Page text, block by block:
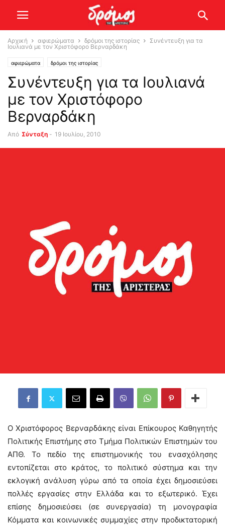
Αρχική αφιερώματα δρόμοι της ιστορίας
Συνέντευξη για τα
Ιουλιανά με τον Χριστόφορο Βερναρδάκη
αφιερώματα δρόμοι της ιστορίας
Συνέντευξη για τα Ιουλιανά
με τον Χριστόφορο
Βερναρδάκη
Από Σύνταξη - 19 Ιουλίου, 2010
O Χριστόφορος Βερναρδάκης είναι Επίκουρος Καθηγητής
Πολιτικής Επιστήμης στο Τμήμα Πολιτικών Επιστημών του
ΑΠΘ. Το πεδίο της επιστημονικής του ενασχόλησης
εντοπίζεται στο κράτος, το πολιτικό σύστημα και την
εκλογική ανάλυση γύρω από τα οποία έχει δημοσιεύσει
πολλές εργασίες στην Ελλάδα και το εξωτερικό. Έχει
επίσης δημοσιεύσει (σε συνεργασία) τη μονογραφία
Κόμματα και κοινωνικές συμμαχίες στην προδικτατορική